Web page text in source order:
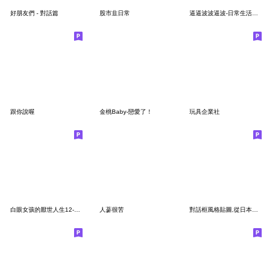
好朋友們 - 對話篇 股市韭日常 逼逼波波逼波-日常生活用語
跟你說喔 金桃Baby-戀愛了！ 玩具企業社
人蔘很苦 對話框風格貼圖,從日本流行過來囉!